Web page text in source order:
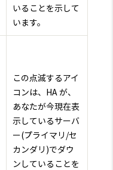
いることを示して
います。
この点滅するアイ
コンは、HA が、
あなたが今現在表
示しているサーバ
ー(プライマリ/セ
カンダリ)でダウ
ンしていることを